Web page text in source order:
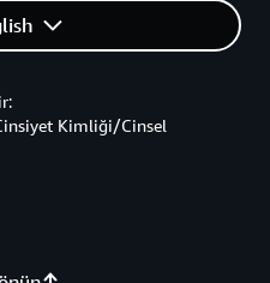
Kimliği/Cinsel